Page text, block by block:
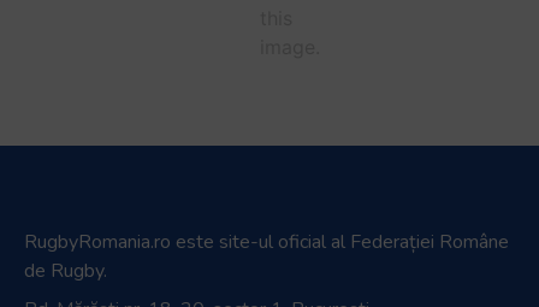
RugbyRomania.ro este site-ul oficial al Federației Române
de Rugby.